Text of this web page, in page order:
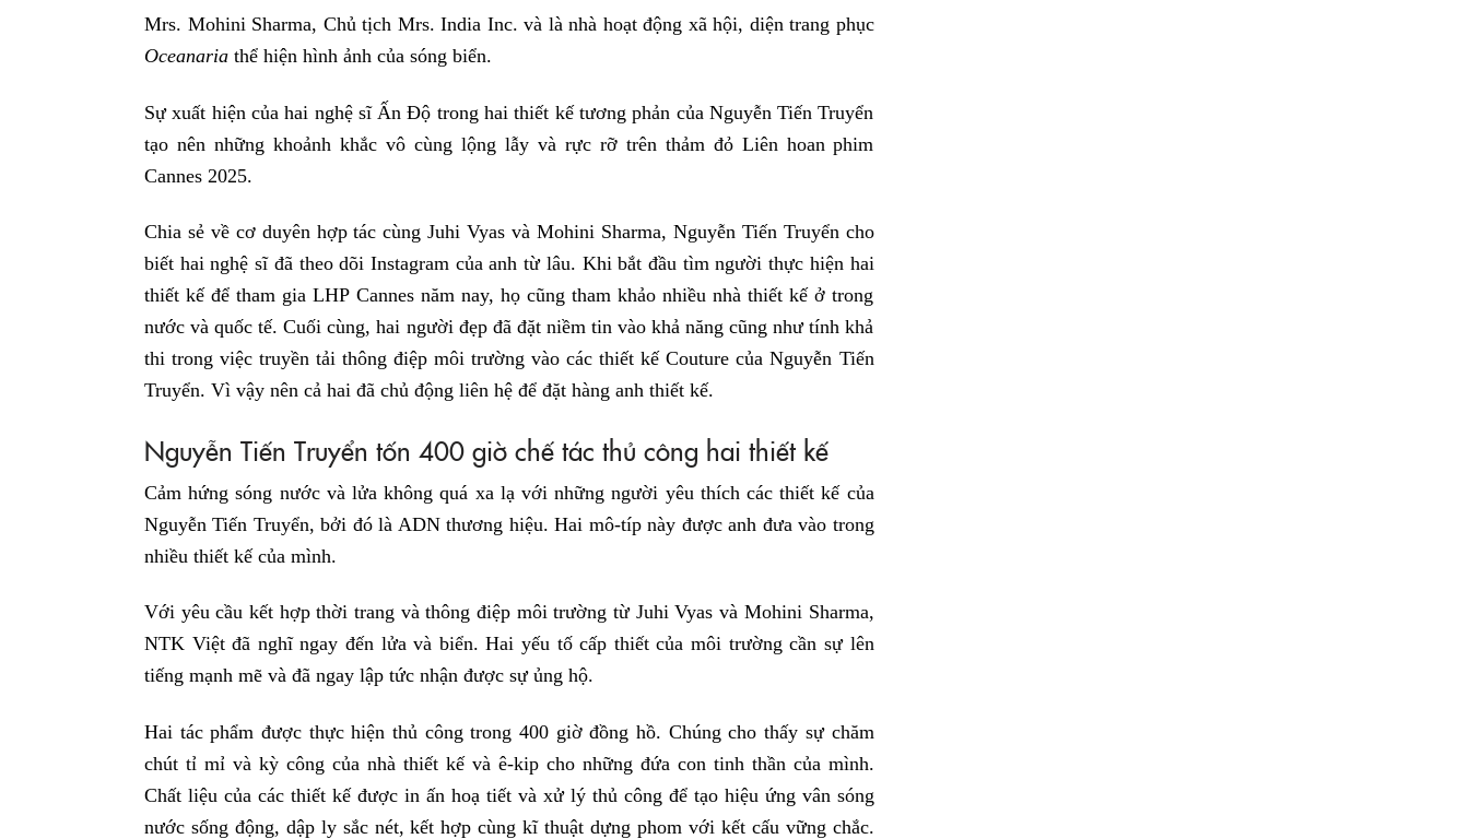
Mrs. Mohini Sharma, Chủ tịch Mrs. India Inc. và là nhà hoạt động xã hội, diện trang phục
Oceanaria thể hiện hình ảnh của sóng biển.
Sự xuất hiện của hai nghệ sĩ Ấn Độ trong hai thiết kế tương phản của Nguyễn Tiến Truyển
tạo nên những khoảnh khắc vô cùng lộng lẫy và rực rỡ trên thảm đỏ Liên hoan phim
Cannes 2025.
Chia sẻ về cơ duyên hợp tác cùng Juhi Vyas và Mohini Sharma, Nguyễn Tiến Truyển cho
biết hai nghệ sĩ đã theo dõi Instagram của anh từ lâu. Khi bắt đầu tìm người thực hiện hai
thiết kế để tham gia LHP Cannes năm nay, họ cũng tham khảo nhiều nhà thiết kế ở trong
nước và quốc tế. Cuối cùng, hai người đẹp đã đặt niềm tin vào khả năng cũng như tính khả
thi trong việc truyền tải thông điệp môi trường vào các thiết kế Couture của Nguyễn Tiến
Truyển. Vì vậy nên cả hai đã chủ động liên hệ để đặt hàng anh thiết kế.
Nguyễn Tiến Truyển tốn 400 giờ chế tác thủ công hai thiết kế
Cảm hứng sóng nước và lửa không quá xa lạ với những người yêu thích các thiết kế của
Nguyễn Tiến Truyển, bởi đó là ADN thương hiệu. Hai mô-típ này được anh đưa vào trong
nhiều thiết kế của mình.
Với yêu cầu kết hợp thời trang và thông điệp môi trường từ Juhi Vyas và Mohini Sharma,
NTK Việt đã nghĩ ngay đến lửa và biển. Hai yếu tố cấp thiết của môi trường cần sự lên
tiếng mạnh mẽ và đã ngay lập tức nhận được sự ủng hộ.
Hai tác phẩm được thực hiện thủ công trong 400 giờ đồng hồ. Chúng cho thấy sự chăm
chút tỉ mỉ và kỳ công của nhà thiết kế và ê-kip cho những đứa con tinh thần của mình.
Chất liệu của các thiết kế được in ấn hoạ tiết và xử lý thủ công để tạo hiệu ứng vân sóng
nước sống động, dập ly sắc nét, kết hợp cùng kĩ thuật dựng phom với kết cấu vững chắc.